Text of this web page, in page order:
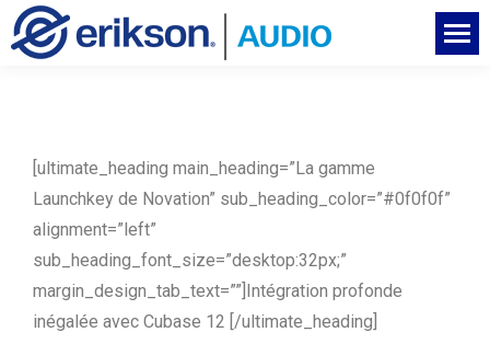
[ultimate_heading main_heading=”La gamme
Launchkey de Novation” sub_heading_color=”#0f0f0f”
alignment=”left”
sub_heading_font_size=”desktop:32px;”
margin_design_tab_text=””] Intégration profonde
inégalée avec Cubase 12 [/ultimate_heading]